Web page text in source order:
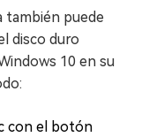
también puede
disco duro
10 en su
con el botón